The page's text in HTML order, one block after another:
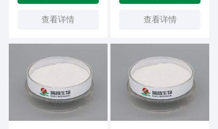
查看详情 查看详情